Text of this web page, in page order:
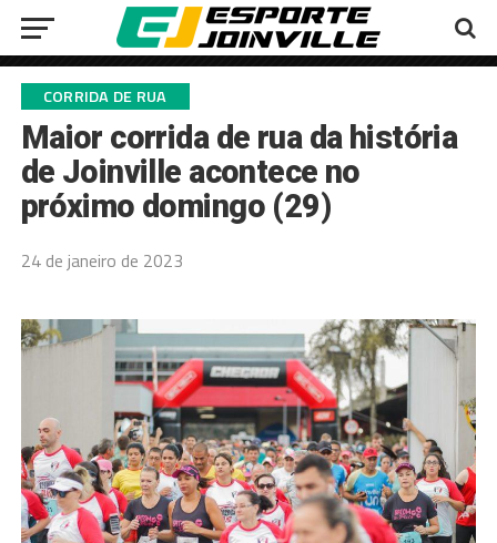
CORRIDA DE RUA
Maior corrida de rua da história
de Joinville acontece no
próximo domingo (29)
24 de janeiro de 2023